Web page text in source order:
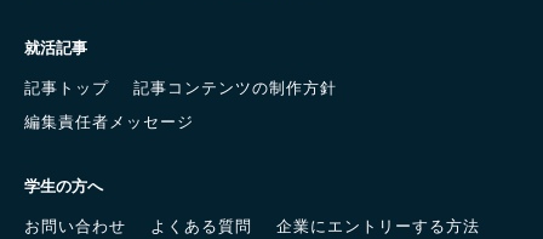
就活記事
記事トップ
記事コンテンツの制作方針
編集責任者メッセージ
学生の方へ
お問い合わせ
よくある質問 企業にエントリーする方法